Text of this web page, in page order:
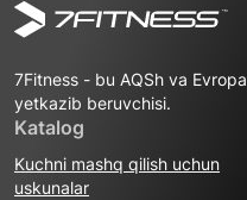
7Fitness - bu AQSh va
yetkazib beruvchisi.
Katalog
Kuchni mashq qilish uchun
uskunalar